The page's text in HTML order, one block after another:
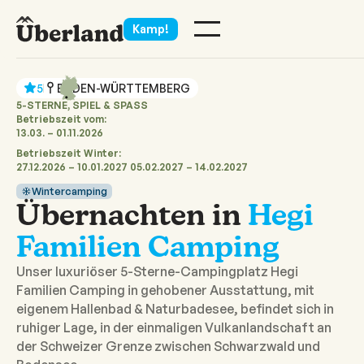
Kamp!
Alle Campingplätze Datum
5 BADEN-WÜRTTEMBERG
5-STERNE, SPIEL & SPASS
Betriebszeit vom:
13.03. – 01.11.2026
Betriebszeit Winter:
27.12.2026 – 10.01.2027 05.02.2027 – 14.02.2027
Wintercamping
Übernachten in Hegi
Familien Camping
Unser luxuriöser 5-Sterne-Campingplatz Hegi
Familien Camping in gehobener Ausstattung, mit
eigenem Hallenbad & Naturbadesee, befindet sich in
ruhiger Lage, in der einmaligen Vulkanlandschaft an
der Schweizer Grenze zwischen Schwarzwald und